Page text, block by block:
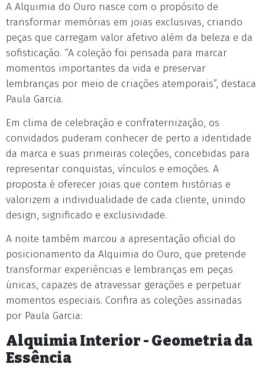
A Alquimia do Ouro nasce com o propósito de
transformar memórias em joias exclusivas, criando
peças que carregam valor afetivo além da beleza e da
sofisticação. “A coleção foi pensada para marcar
momentos importantes da vida e preservar
lembranças por meio de criações atemporais”, destaca
Paula Garcia.
Em clima de celebração e confraternização, os
convidados puderam conhecer de perto a identidade
da marca e suas primeiras coleções, concebidas para
representar conquistas, vínculos e emoções. A
proposta é oferecer joias que contem histórias e
valorizem a individualidade de cada cliente, unindo
design, significado e exclusividade.
A noite também marcou a apresentação oficial do
posicionamento da Alquimia do Ouro, que pretende
transformar experiências e lembranças em peças
únicas, capazes de atravessar gerações e perpetuar
momentos especiais. Confira as coleções assinadas
por Paula Garcia:
Alquimia Interior - Geometria da
Essência